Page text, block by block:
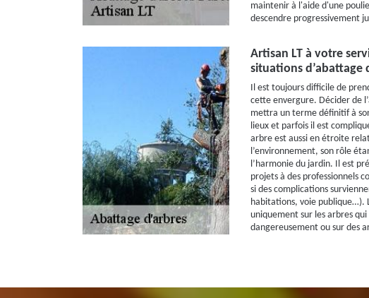
maintenir à l'aide d'une
descendre progressivement
Artisan LT à votre
situations d’abattage
Il est toujours difficile de
cette envergure. Décider de
mettra un terme définitif à
lieux et parfois il est
arbre est aussi en étroite
l’environnement, son rôle
l’harmonie du jardin. Il est
projets à des professionnels
si des complications
habitations, voie publique…).
uniquement sur les arbres
dangereusement ou sur des